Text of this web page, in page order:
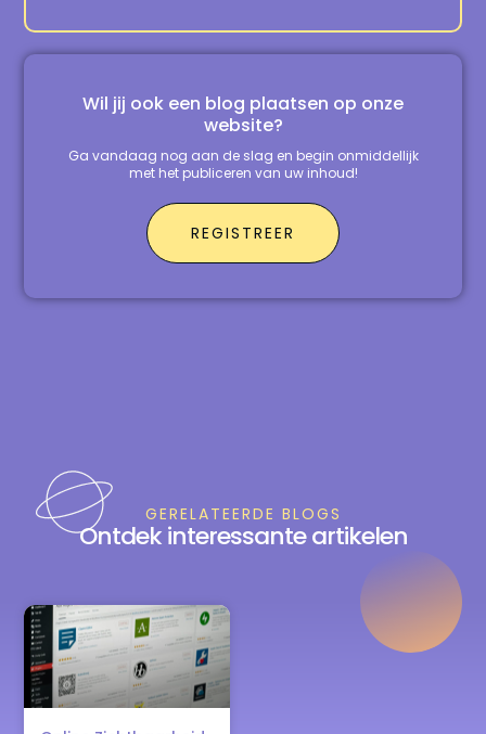
Wil jij ook een blog plaatsen op onze
website?
Ga vandaag nog aan de slag en begin onmiddellijk
met het publiceren van uw inhoud!
REGISTREER
GERELATEERDE BLOGS
Ontdek interessante artikelen